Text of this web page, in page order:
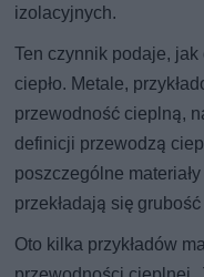
izolacyjnych.
Ten czynnik podaje,
ciepło. Metale,
przewodność cieplną,
definicji przewodzą
poszczególne
przekładają się
Oto kilka przykładów